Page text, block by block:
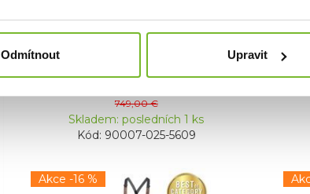
Odmítnout Upravit
StockingfootOdolné brodící ...
630,12 €
749,00 €
Skladem: posledních 1 ks
Kód: 90007-025-5609
Akce -16 %